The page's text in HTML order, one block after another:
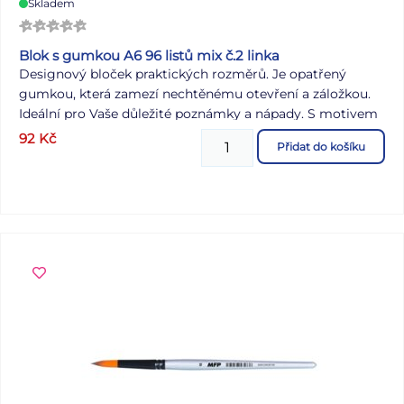
Skladem
Blok s gumkou A6 96 listů mix č.2 linka
Designový bloček praktických rozměrů. Je opatřený
gumkou, která zamezí nechtěnému otevření a záložkou.
Ideální pro Vaše důležité poznámky a nápady. S motivem
smajlíků. Formát: A6 Motiv: smajlíci Gramáž listů papíru:
70g Počet listů: 96 listů s linkami Dodáváme v mixu po 8
92 Kč Přidat do košíku